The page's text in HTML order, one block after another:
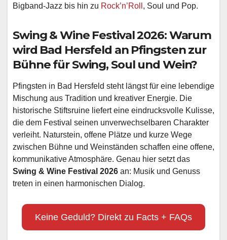
Bigband-Jazz bis hin zu Rock’n’Roll , Soul und Pop.
Swing & Wine Festival 2026: Warum
wird Bad Hersfeld an Pfingsten zur
Bühne für Swing, Soul und Wein?
Pfingsten in Bad Hersfeld steht längst für eine lebendige
Mischung aus Tradition und kreativer Energie. Die
historische Stiftsruine liefert eine eindrucksvolle Kulisse,
die dem Festival seinen unverwechselbaren Charakter
verleiht. Naturstein, offene Plätze und kurze Wege
zwischen Bühne und Weinständen schaffen eine offene,
kommunikative Atmosphäre. Genau hier setzt das
Swing & Wine Festival 2026 an: Musik und Genuss
treten in einen harmonischen Dialog.
Keine Geduld? Direkt zu Facts + FAQs